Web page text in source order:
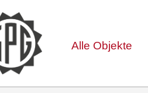
Alle Objekte